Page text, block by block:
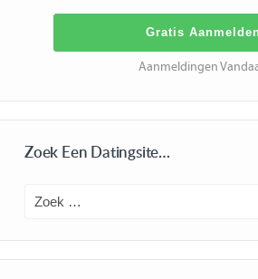
Gratis
Aanmeldingen
Zoek Een Datingsite…